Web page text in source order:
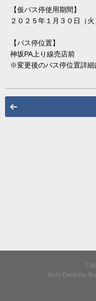
【仮バス停使用期間】
２０２５年１月３０日（
【バス停位置】
神坂PA上り線売店前
※変更後のバス停位置詳細
Keio Dentetsu